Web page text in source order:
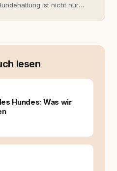
ist nicht nur
kam mit meinem
dort, wo Verständnis
umgekehrt. Aus dieser
rundum.dog – ein
für
Meine Überzeugung:
mit Wissen. Wer seinen
bessere Entscheidungen –
das beiden guttut.
lesen
Hundes: Was wir